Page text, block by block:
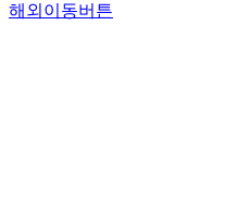
해외이동버튼